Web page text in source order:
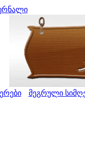
მეგრული